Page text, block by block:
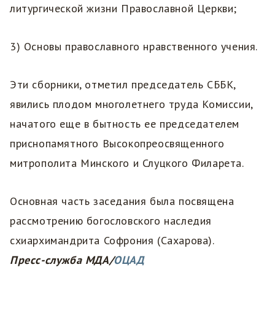
литургической жизни Православной Церкви;
3) Основы православного нравственного учения.
Эти сборники, отметил председатель СББК,
явились плодом многолетнего труда Комиссии,
начатого еще в бытность ее председателем
приснопамятного Высокопреосвященного
митрополита Минского и Слуцкого Филарета.
Основная часть заседания была посвящена
рассмотрению богословского наследия
схиархимандрита Софрония (Сахарова).
Пресс-служба МДА/ОЦАД